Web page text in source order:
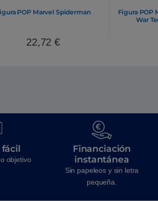
POP Marvel Spiderman
22,72€
Figura POP
War
objetivo
Financiación
instantánea
Sin papeleos y sin letra
pequeña.